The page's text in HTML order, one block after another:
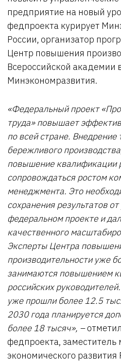
предприятие на новый
федпроекта курирует
России, организатор
Центр повышения
Всероссийской академии
Минэкономразвития.
«Федеральный проект
труда» повышает
по всей стране. Внедрение
бережливого
повышение квалификации
сопровождаться ростом
менеджмента. Это
сохранения результатов
федеральном проекте и
качественного
Эксперты Центра
производительности уже
занимаются повышением
российских
уже прошли более 12.5
2030 года планируется
более 18 тысяч», –
федпроекта, заместитель
экономического развития